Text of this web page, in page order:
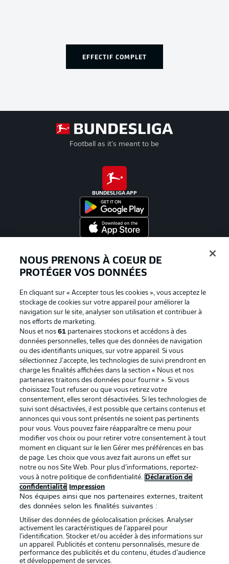
EFFECTIF COMPLET
Football as it's meant to be
BUNDESLIGA APP
La publicité Conditions d’utilisation des
Mentions Légales Gérer mes préférences
Déclaration de
confidentialité
Diffuseurs
Travaux Contact
Impression Joueurs
NOUS PRENONS À COEUR DE
PROTÉGER VOS DONNÉES
En cliquant sur « Accepter tous les cookies », vous acceptez le
stockage de cookies sur votre appareil pour améliorer la
navigation sur le site, analyser son utilisation et contribuer à
nos efforts de marketing.
Nous et nos61 partenaires stockons et accédons à des
données personnelles, telles que des données de navigation
ou des identifiants uniques, sur votre appareil. Si vous
sélectionnez J'accepte, les technologies de suivi prendront en
charge les finalités affichées dans la section « Nous et nos
partenaires traitons des données pour fournir ». Si vous
choisissez Tout refuser ou que vous retirez votre
consentement, elles seront désactivées. Si les technologies de
suivi sont désactivées, il est possible que certains contenus et
annonces qui vous sont présentés ne soient pas pertinents
pour vous. Vous pouvez faire réapparaître ce menu pour
modifier vos choix ou pour retirer votre consentement à tout
moment en cliquant sur le lien Gérer mes préférences en bas
de page. Les choix que vous avez fait aurons un effet sur
notre ou nos Site Web. Pour plus d’informations, reportez-
vous à notre politique de confidentialité.
Déclaration de
confidentialité
Impression
Nos équipes ainsi que nos partenaires externes, traitent
des données selon les finalités suivantes :
Utiliser des données de géolocalisation précises. Analyser
activement les caractéristiques de l’appareil pour
l’identification. Stocker et/ou accéder à des informations sur
un appareil. Publicités et contenu personnalisés, mesure de
performance des publicités et du contenu, études d’audience
et développement de services.